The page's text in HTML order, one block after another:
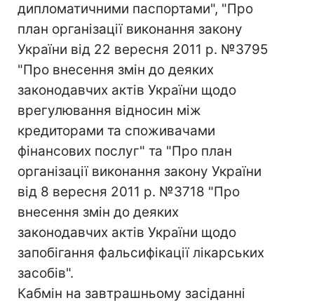
дипломатичними паспортами", "Про
план організації виконання закону
України від 22 вересня 2011 р. №3795
"Про внесення змін до деяких
законодавчих актів України щодо
врегулювання відносин між
кредиторами та споживачами
фінансових послуг" та "Про план
організації виконання закону України
від 8 вересня 2011 р. №3718 "Про
внесення змін до деяких
законодавчих актів України щодо
запобігання фальсифікації лікарських
засобів".
Кабмін на завтрашньому засіданні